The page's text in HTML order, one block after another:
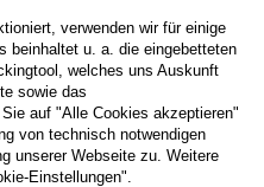
verwenden wir für einige
beinhaltet u. a. die eingebetteten
welches uns Auskunft
sowie das
auf "Alle Cookies akzeptieren"
von technisch notwendigen
unserer Webseite zu. Weitere
Einstellungen".